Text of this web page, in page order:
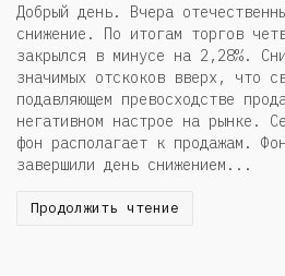
Добрый день. Вчера
снижение. По итогам торгов
закрылся в минусе на 2,28%.
значимых отскоков вверх, что
подавляющем превосходстве
негативном настрое на рынке.
фон располагает к продажам.
завершили день снижением...
Продолжить чтение